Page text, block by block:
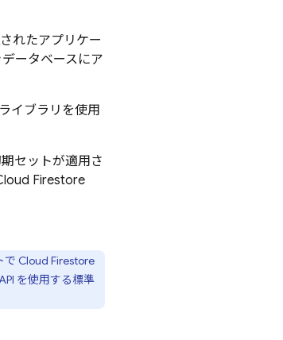
れたアプリケー
ータベースにア
イブラリを使用
セットが適用さ
Firestore
で Cloud Firestore
を使用する標準